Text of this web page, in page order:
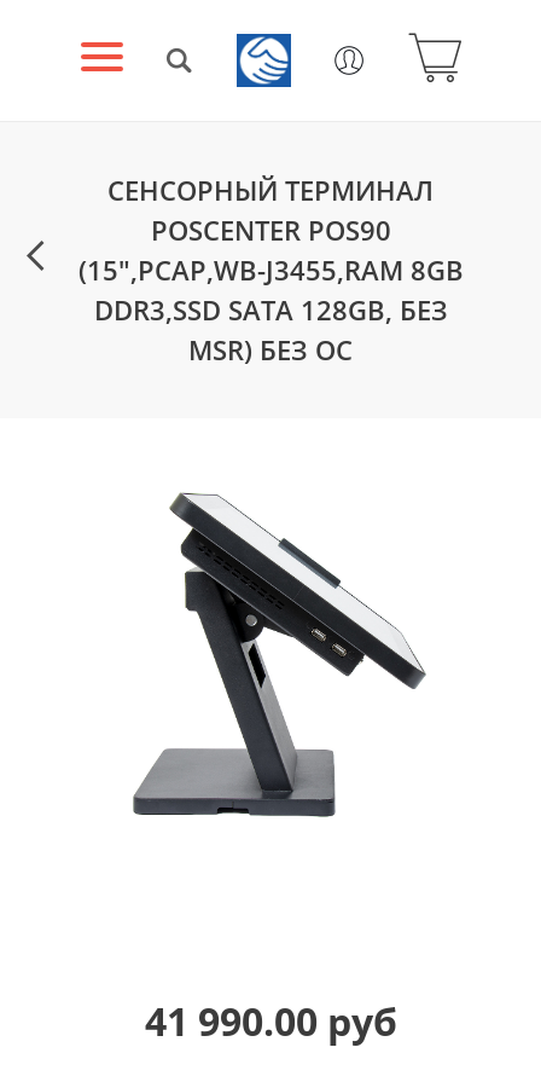
СЕНСОРНЫЙ ТЕРМИНАЛ
POSCENTER POS90
(15",PCAP,WB-J3455,RAM 8GB
DDR3,SSD SATA 128GB, БЕЗ
MSR) БЕЗ ОС
41 990.00 руб